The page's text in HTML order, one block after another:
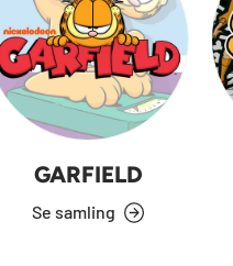
GARFIELD
Se samling